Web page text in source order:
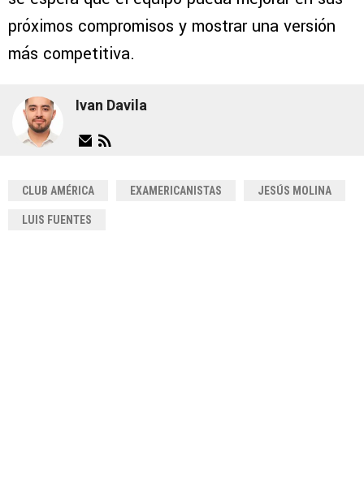
próximos compromisos y mostrar una versión
más competitiva.
Ivan Davila
CLUB AMÉRICA EXAMERICANISTAS JESÚS MOLINA
LUIS FUENTES